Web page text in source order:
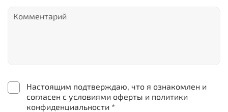
Настоящим подтверждаю, что я ознакомлен и
согласен с условиями оферты и политики
конфиденциальности *